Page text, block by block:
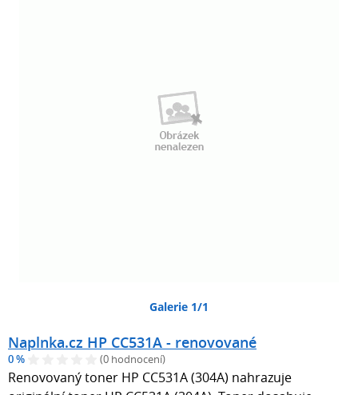
Galerie 1/1
Naplnka.cz HP CC531A - renovované
0 % (0 hodnocení)
Renovovaný toner HP CC531A (304A) nahrazuje